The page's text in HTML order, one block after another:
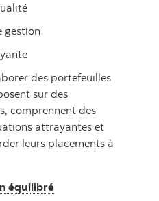
gestion
des portefeuilles
sur des
comprennent des
attrayantes et
leurs placements à
équilibré